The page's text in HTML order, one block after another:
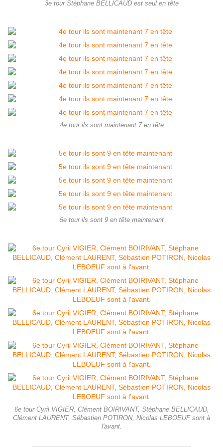
3e tour Stéphane BELLICAUD est seul en tête
4e tour ils sont maintenant 7 en tête
5e tour ils sont 9 en tête maintenant
6e tour Cyril VIGIER, Clément BOIRIVANT, Stéphane BELLICAUD,
Clément LAURENT, Sébastien POTIRON, Nicolas LEBOEUF sont à
l'avant.